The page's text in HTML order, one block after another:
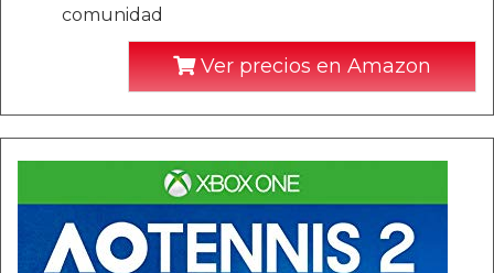
comunidad
Ver precios en Amazon